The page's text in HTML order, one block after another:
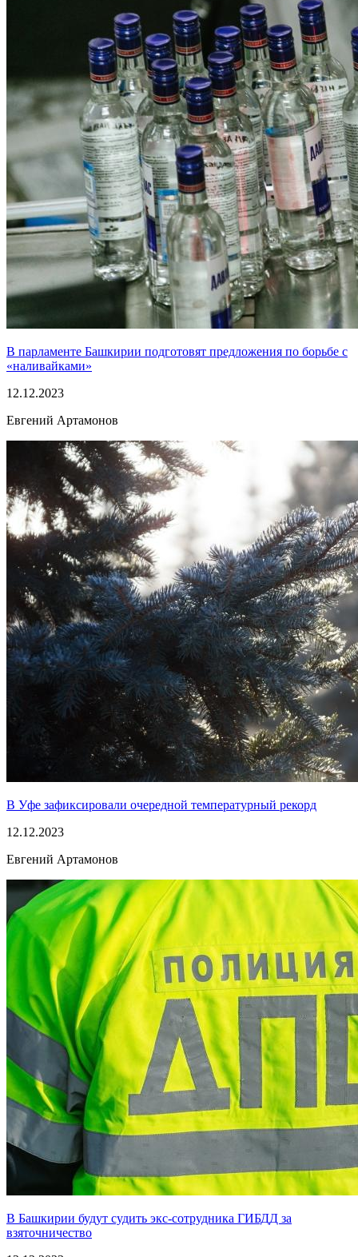
В парламенте Башкирии подготовят предложения по борьбе с
«наливайками»
12.12.2023
Евгений Артамонов
В Уфе зафиксировали очередной температурный рекорд
12.12.2023
Евгений Артамонов
В Башкирии будут судить экс-сотрудника ГИБДД за
взяточничество